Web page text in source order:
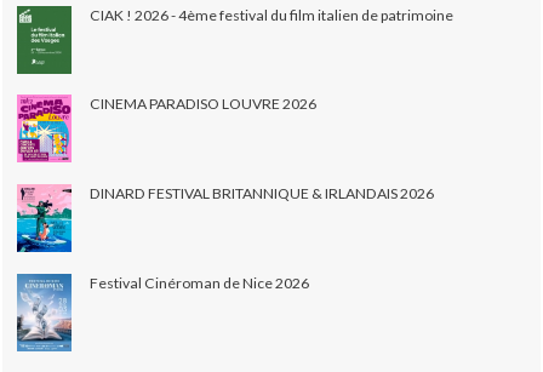
CIAK ! 2026 - 4ème festival du film italien de patrimoine
CINEMA PARADISO LOUVRE 2026
DINARD FESTIVAL BRITANNIQUE & IRLANDAIS 2026
Festival Cinéroman de Nice 2026